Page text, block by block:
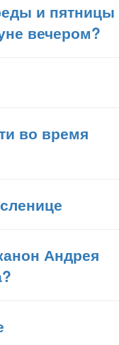
и пятницы
вечером?
во время
Андрея